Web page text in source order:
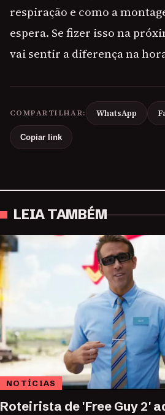
respiração e como a
espera. Se fizer isso na
vai sentir a diferença na
COMPARTILHAR: WhatsApp
Copiar link
LEIA TAMBÉM
NOTÍCIAS
Roteirista de 'Free Guy 2'